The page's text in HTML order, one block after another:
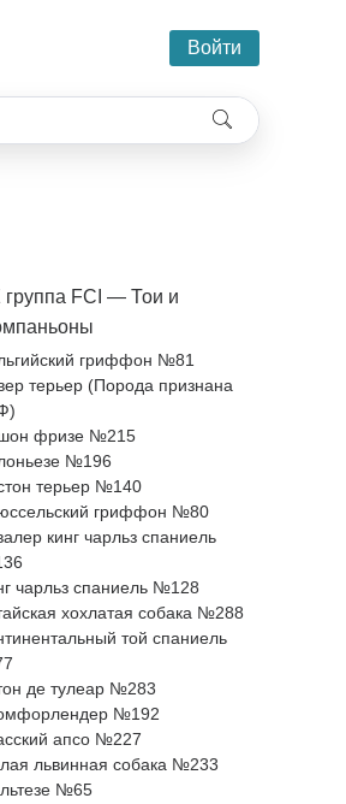
Войти
группа FCI — Тои и
гриффон №81
терьер (Порода признана
фризе №215
№196
терьер №140
гриффон №80
кинг чарльз спаниель
чарльз спаниель №128
хохлатая собака №288
той спаниель
де тулеар №283
№192
апсо №227
львинная собака №233
№65